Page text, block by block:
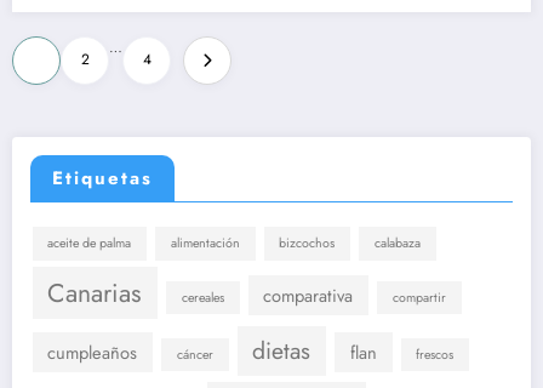
Paginación
de
entradas
2
…
4
Etiquetas
aceite de palma alimentación bizcochos calabaza
Canarias cereales comparativa compartir
cumpleaños cáncer dietas flan frescos